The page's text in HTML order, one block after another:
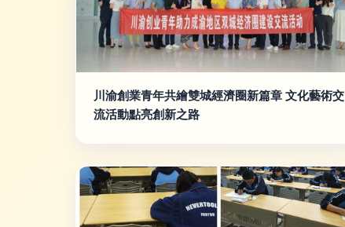
川渝創業青年共繪雙城經濟圈新篇章 文化藝術交
流活動點亮創新之路